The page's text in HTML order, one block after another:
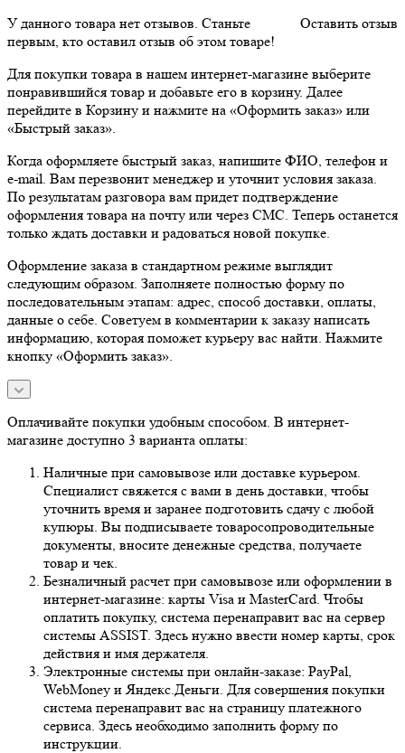
Оставить отзыв
У данного товара нет отзывов. Станьте
первым, кто оставил отзыв об этом товаре!
Для покупки товара в нашем интернет-магазине выберите
понравившийся товар и добавьте его в корзину. Далее
перейдите в Корзину и нажмите на «Оформить заказ» или
«Быстрый заказ».
Когда оформляете быстрый заказ, напишите ФИО, телефон и
e-mail. Вам перезвонит менеджер и уточнит условия заказа.
По результатам разговора вам придет подтверждение
оформления товара на почту или через СМС. Теперь останется
только ждать доставки и радоваться новой покупке.
Оформление заказа в стандартном режиме выглядит
следующим образом. Заполняете полностью форму по
последовательным этапам: адрес, способ доставки, оплаты,
данные о себе. Советуем в комментарии к заказу написать
информацию, которая поможет курьеру вас найти. Нажмите
кнопку «Оформить заказ».
Оплачивайте покупки удобным способом. В интернет-
магазине доступно 3 варианта оплаты:
Наличные при самовывозе или доставке курьером.
Специалист свяжется с вами в день доставки, чтобы
уточнить время и заранее подготовить сдачу с любой
купюры. Вы подписываете товаросопроводительные
документы, вносите денежные средства, получаете
товар и чек.
Безналичный расчет при самовывозе или оформлении в
интернет-магазине: карты Visa и MasterCard. Чтобы
оплатить покупку, система перенаправит вас на сервер
системы ASSIST. Здесь нужно ввести номер карты, срок
действия и имя держателя.
Электронные системы при онлайн-заказе: PayPal,
WebMoney и Яндекс.Деньги. Для совершения покупки
система перенаправит вас на страницу платежного
сервиса. Здесь необходимо заполнить форму по
инструкции.